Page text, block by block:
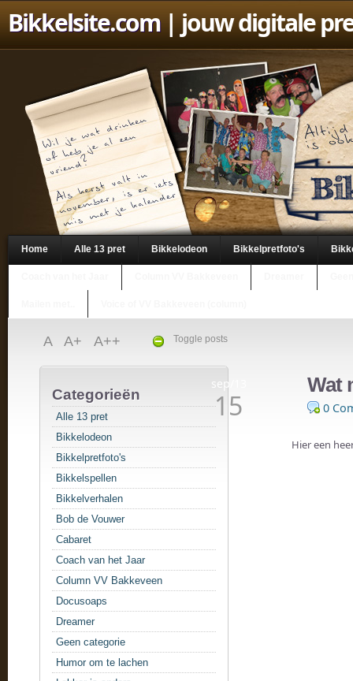
Bikkelsite.com| jouw digitale
Home Alle 13 pret Bikkelodeon Bikkelpretfoto's
Toggle posts
A A+ A++
Categorieën
Alle 13 pret
Bikkelodeon
Bikkelpretfoto's
Bikkelspellen
Bikkelverhalen
Bob de Vouwer
Cabaret
Coach van het Jaar
Column VV Bakkeveen
Docusoaps
Dreamer
Geen categorie
Humor om te lachen
sep/13
15
Wat
0
Hier een